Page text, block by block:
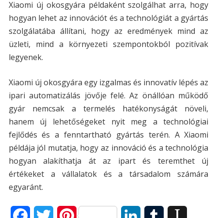
Xiaomi új okosgyára példaként szolgálhat arra, hogy
hogyan lehet az innovációt és a technológiát a gyártás
szolgálatába állítani, hogy az eredmények mind az
üzleti, mind a környezeti szempontokból pozitívak
legyenek.
Xiaomi új okosgyára egy izgalmas és innovatív lépés az
ipari automatizálás jövője felé. Az önállóan működő
gyár nemcsak a termelés hatékonyságát növeli,
hanem új lehetőségeket nyit meg a technológiai
fejlődés és a fenntartható gyártás terén. A Xiaomi
példája jól mutatja, hogy az innováció és a technológia
hogyan alakíthatja át az ipart és teremthet új
értékeket a vállalatok és a társadalom számára
egyaránt.
P